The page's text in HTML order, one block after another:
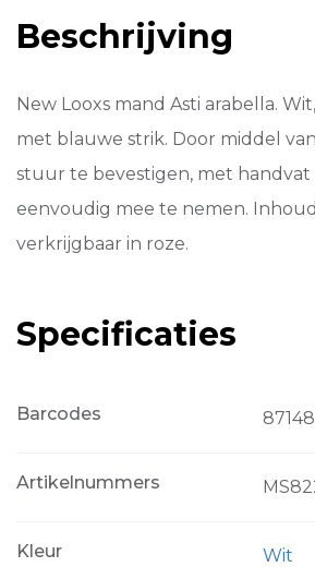
26x17x1
Wit
Beschrijving
New Looxs mand Asti arabella.
met blauwe strik. Door middel
stuur te bevestigen, met handvat
eenvoudig mee te nemen.
verkrijgbaar in roze.
Specificaties
Barcodes
Artikelnummers
Kleur Wit